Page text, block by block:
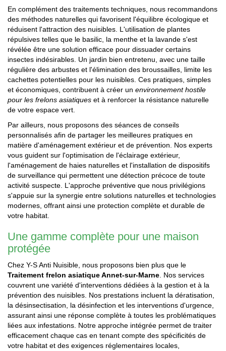
En complément des traitements techniques, nous recommandons
des méthodes naturelles qui favorisent l'équilibre écologique et
réduisent l'attraction des nuisibles. L'utilisation de plantes
répulsives telles que le basilic, la menthe et la lavande s'est
révélée être une solution efficace pour dissuader certains
insectes indésirables. Un jardin bien entretenu, avec une taille
régulière des arbustes et l'élimination des broussailles, limite les
cachettes potentielles pour les nuisibles. Ces pratiques, simples
et économiques, contribuent à créer un environnement hostile
pour les frelons asiatiques et à renforcer la résistance naturelle
de votre espace vert.
Par ailleurs, nous proposons des séances de conseils
personnalisés afin de partager les meilleures pratiques en
matière d'aménagement extérieur et de prévention. Nos experts
vous guident sur l'optimisation de l'éclairage extérieur,
l'aménagement de haies naturelles et l'installation de dispositifs
de surveillance qui permettent une détection précoce de toute
activité suspecte. L'approche préventive que nous privilégions
s'appuie sur la synergie entre solutions naturelles et technologies
modernes, offrant ainsi une protection complète et durable de
votre habitat.
Une gamme complète pour une maison
protégée
Chez Y-S Anti Nuisible, nous proposons bien plus que le
Traitement frelon asiatique Annet-sur-Marne. Nos services
couvrent une variété d'interventions dédiées à la gestion et à la
prévention des nuisibles. Nos prestations incluent la dératisation,
la désinsectisation, la désinfection et les interventions d'urgence,
assurant ainsi une réponse complète à toutes les problématiques
liées aux infestations. Notre approche intégrée permet de traiter
efficacement chaque cas en tenant compte des spécificités de
votre habitat et des exigences réglementaires locales,